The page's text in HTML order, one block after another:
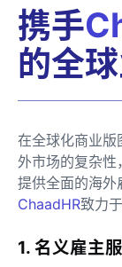
携手
的全
在全球化商业版
外市场的复杂性
提供全面的海外
ChaadHR致力
1. 名义雇主